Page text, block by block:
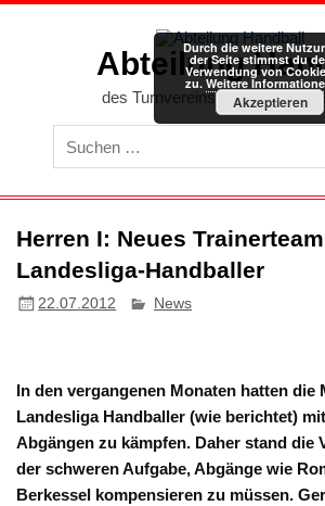
Zum
Abteilung
des Turnvereins Memmingen
Herren I: Neues
Landesliga-Handballer
22.07.2012 News
In den vergangenen Monaten hatten die
Landesliga Handballer (wie berichtet)
Abgängen zu kämpfen. Daher stand die
der schweren Aufgabe, Abgänge wie
Berkessel kompensieren zu müssen.
Durch die weitere
der Seite stimmst du
Verwendung von
zu. Weitere
Akzeptieren